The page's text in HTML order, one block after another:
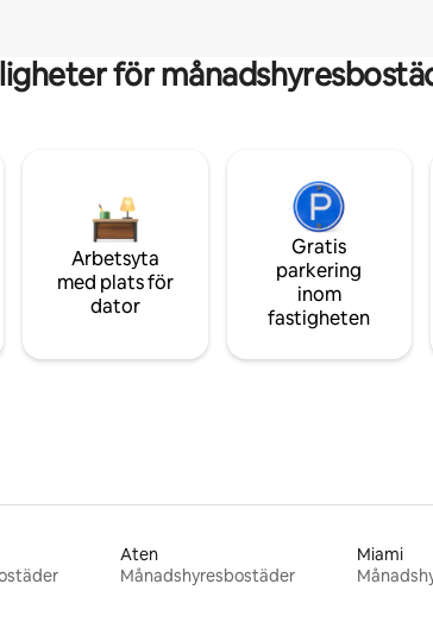
för
Arbetsyta
med plats för
dator
Gratis
parkering
inom
fastigheten
Aten
Månadshyresbostäder
Miami